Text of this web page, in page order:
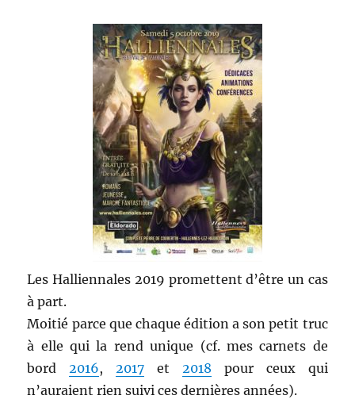
Les Halliennales 2019 promettent d’être un cas
à part.
Moitié parce que chaque édition a son petit truc
à elle qui la rend unique (cf. mes carnets de
bord2016,2017 et 2018 pour ceux qui
n’auraient rien suivi ces dernières années).